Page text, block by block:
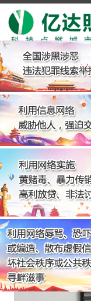
首页>产品中心>壁灯